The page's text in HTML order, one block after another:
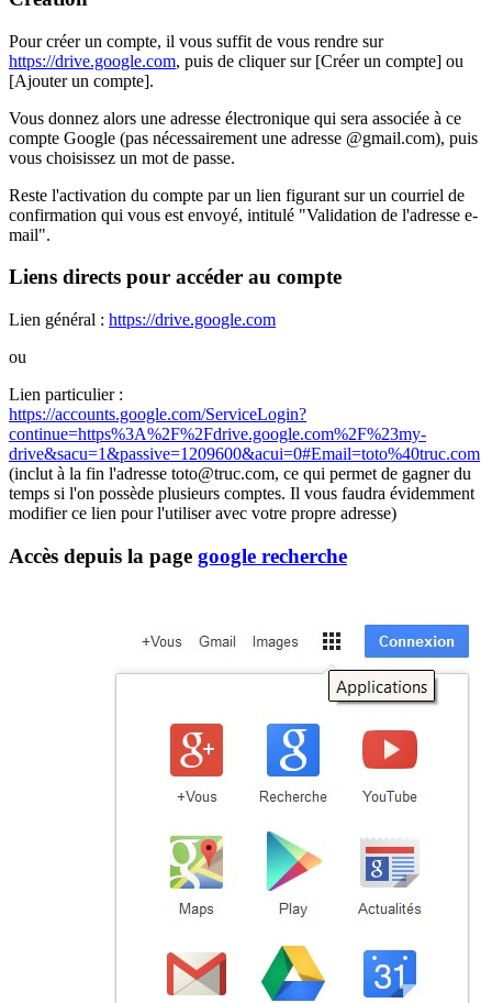
Pour créer un compte, il vous suffit de vous rendre sur
https://drive.google.com, puis de cliquer sur [Créer un compte] ou
[Ajouter un compte].
Vous donnez alors une adresse électronique qui sera associée à ce
compte Google (pas nécessairement une adresse @gmail.com), puis
vous choisissez un mot de passe.
Reste l'activation du compte par un lien figurant sur un courriel de
confirmation qui vous est envoyé, intitulé "Validation de l'adresse e-
mail".
Liens directs pour accéder au compte
Lien général : https://drive.google.com
ou
Lien particulier :
https://accounts.google.com/ServiceLogin?
continue=https%3A%2F%2Fdrive.google.com%2F%23my-
drive&sacu=1&passive=1209600&acui=0#Email=toto%40truc.com
(inclut à la fin l'adresse toto@truc.com, ce qui permet de gagner du
temps si l'on possède plusieurs comptes. Il vous faudra évidemment
modifier ce lien pour l'utiliser avec votre propre adresse)
Accès depuis la page google recherche